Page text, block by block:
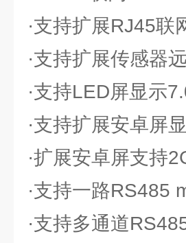
·支持扩展RJ45联
·支持扩展传感器
·支持LED屏显示
·支持扩展安卓屏
·扩展安卓屏支持
·支持一路RS485
·支持多通道